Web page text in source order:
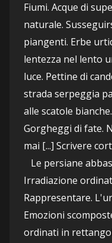
Fiumi. Acque di
naturale.
piangenti. Erbe
lentezza nel lento
luce. Pettine di
strada serpeggia
alle scatole
Gorgheggi di fate.
mai [...] Scrivere
Irradiazione
Rappresentare.
Emozioni
ordinati in